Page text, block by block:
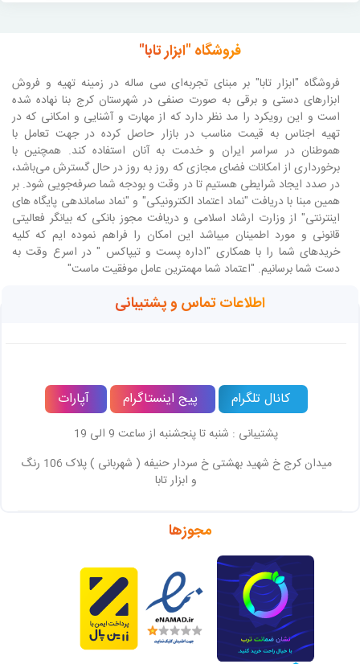
فروشگاه "ابزار تابا"
فروشگاه "ابزار تابا"بر مبنای تجربه‌ای سی ساله در زمینه تهیه و فروش
ابزارهای دستی و برقی به صورت صنفی در شهرستان کرج بنا نهاده شده
است و این رویکرد را مد نظر دارد که از مهارت و آشنایی و امکانی که در
تهیه اجناس به قیمت مناسب در بازار حاصل کرده در جهت تعامل با
هموطنان در سراسر ایران و خدمت به آنان استفاده کند. همچنین با
برخورداری از امکانات فضای مجازی که روز به روز در حال گسترش می‌باشد،
در صدد ایجاد شرایطی هستیم تا در وقت و بودجه شما صرفه‌جویی شود. بر
همین مبنا با دریافت "نماد اعتماد الکترونیکی" و "نماد ساماندهی پایگاه های
اینترنتی" از وزارت ارشاد اسلامی و دریافت مجوز بانکی که بیانگر فعالیتی
قانونی و مورد اطمینان میباشد این امکان را فراهم نموده ایم که کلیه
خریدهای شما را با همکاری "اداره پست و تیپاکس " در اسرع وقت به
دست شما برسانیم. "اعتماد شما مهمترین عامل موفقیت ماست"
اطلاعات تماس و پشتیبانی
کانال تلگرام پیج اینستاگرام آپارات
پشتیبانی : شنبه تا پنجشنبه از ساعت 9 الی 19
میدان کرج خ شهید بهشتی خ سردار حنیفه ( شهربانی ) پلاک 106 رنگ
و ابزار تابا
مجوزها